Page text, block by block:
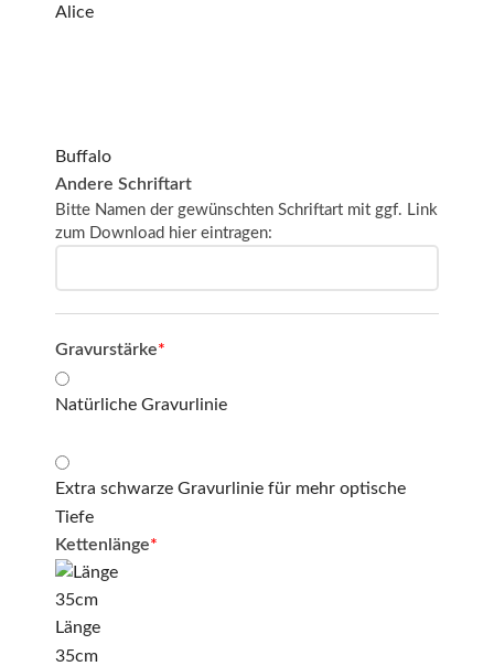
Alice
Buffalo
Andere Schriftart
Bitte Namen der gewünschten Schriftart mit ggf. Link
zum Download hier eintragen:
*
Gravurstärke
Natürliche Gravurlinie
Extra schwarze Gravurlinie für mehr optische
Tiefe
*
Kettenlänge
Länge
35cm